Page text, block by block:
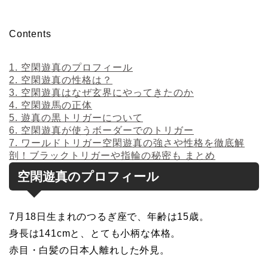
Contents
1. 空閑遊真のプロフィール
2. 空閑遊真の性格は？
3. 空閑遊真はなぜ玄界にやってきたのか
4. 空閑遊馬の正体
5. 遊真の黒トリガーについて
6. 空閑遊真が使うボーダーでのトリガー
7. ワールドトリガー空閑遊真の強さや性格を徹底解
剖！ブラックトリガーや指輪の秘密も まとめ
空閑遊真のプロフィール
7月18日生まれのつるぎ座で、年齢は15歳。
身長は141cmと、とても小柄な体格。
赤目・白髪の日本人離れした外見。